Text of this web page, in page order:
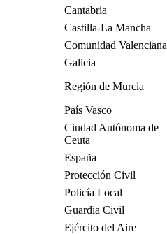
Cantabria
Castilla-La Mancha
Comunidad Valenciana
Galicia
Región de Murcia
País Vasco
Ciudad Autónoma de
Ceuta
España
Protección Civil
Policía Local
Guardia Civil
Ejército del Aire